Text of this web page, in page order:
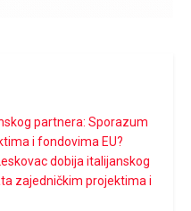
partnera: Sporazum
i fondovima EU?
dobija italijanskog
zajedničkim projektima i